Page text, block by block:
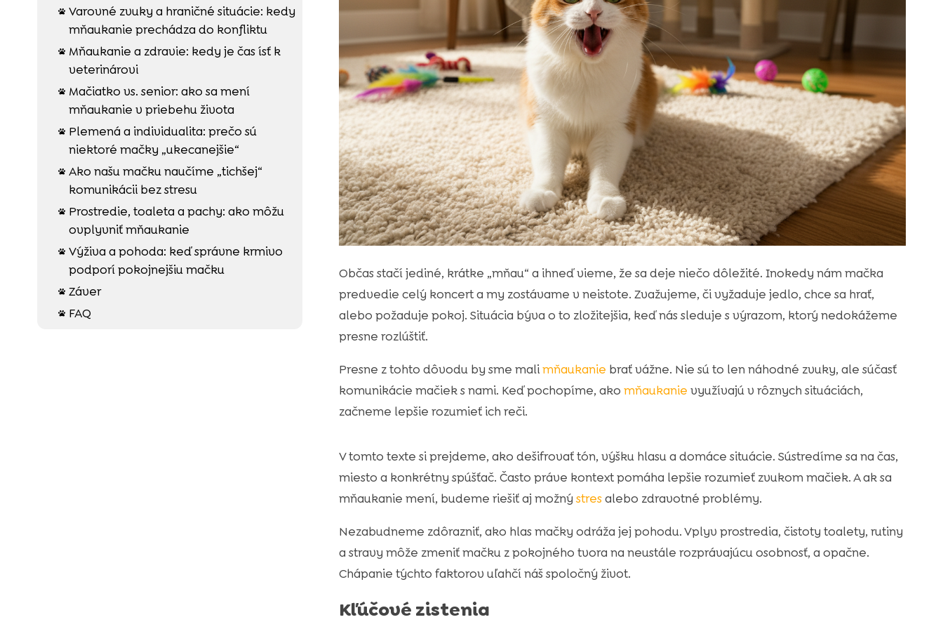
 Varovné zvuky a hraničné situácie: kedy
mňaukanie prechádza do konfliktu

Mňaukanie a zdravie: kedy je čas ísť k
veterinárovi

Mačiatko vs. senior: ako sa mení
mňaukanie v priebehu života

Plemená a individualita: prečo sú
niektoré mačky „ukecanejšie“
 Ako našu mačku naučíme „tichšej“
komunikácii bez stresu

Prostredie, toaleta a pachy: ako môžu
ovplyvniť mňaukanie
 Výživa a pohoda: keď správne krmivo
podporí pokojnejšiu mačku
 Záver
 FAQ
Občas stačí jediné, krátke „mňau“ a ihneď vieme, že sa deje niečo dôležité. Inokedy nám mačka
predvedie celý koncert a my zostávame v neistote. Zvažujeme, či vyžaduje jedlo, chce sa hrať,
alebo požaduje pokoj. Situácia býva o to zložitejšia, keď nás sleduje s výrazom, ktorý nedokážeme
presne rozlúštiť.
Presne z tohto dôvodu by sme malimňaukanie brať vážne. Nie sú to len náhodné zvuky, ale súčasť
komunikácie mačiek s nami. Keď pochopíme, ako mňaukanie využívajú v rôznych situáciách,
začneme lepšie rozumieť ich reči.
V tomto texte si prejdeme, ako dešifrovať tón, výšku hlasu a domáce situácie. Sústredíme sa na čas,
miesto a konkrétny spúšťač. Často práve kontext pomáha lepšie rozumieť zvukom mačiek. A ak sa
mňaukanie mení, budeme riešiť aj možný stresalebo zdravotné problémy.
Nezabudneme zdôrazniť, ako hlas mačky odráža jej pohodu. Vplyv prostredia, čistoty toalety, rutiny
a stravy môže zmeniť mačku z pokojného tvora na neustále rozprávajúcu osobnosť, a opačne.
Chápanie týchto faktorov uľahčí náš spoločný život.
Kľúčové zistenia